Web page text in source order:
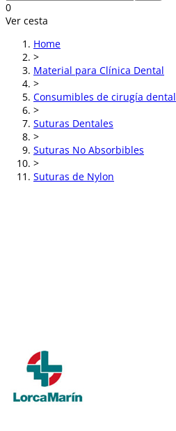
0
Ver cesta
Home
>
Material para Clínica Dental
>
Consumibles de cirugía dental
>
Suturas Dentales
>
Suturas No Absorbibles
>
Suturas de Nylon